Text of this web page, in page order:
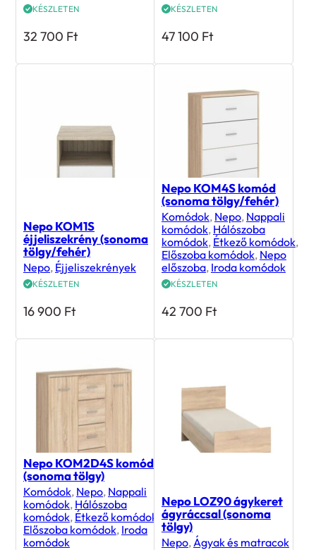
KÉSZLETEN
32 700 Ft
KÉSZLETEN
47 100 Ft
Nepo KOM1S
éjjeliszekrény (sonoma
tölgy/fehér)
Nepo, Éjjeliszekrények
KÉSZLETEN
16 900 Ft
Nepo KOM4S komód
(sonoma tölgy/fehér)
Komódok, Nepo, Nappali
komódok, Hálószoba
komódok, Étkező komódok,
Előszoba komódok, Nepo
előszoba, Iroda komódok
KÉSZLETEN
42 700 Ft
Nepo KOM2D4S komód
(sonoma tölgy)
Komódok, Nepo, Nappali
komódok, Hálószoba
komódok, Étkező komódok
Előszoba komódok, Iroda
komódok
Nepo LOZ90 ágykeret
ágyráccsal (sonoma
tölgy)
Nepo, Ágyak és matracok